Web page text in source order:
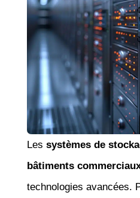
Les systèmes de
bâtiments
technologies avancées.